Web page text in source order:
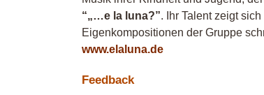
“„…e la luna?”. Ihr Talent zeigt
Eigenkompositionen der Gruppe
www.elaluna.de
Feedback